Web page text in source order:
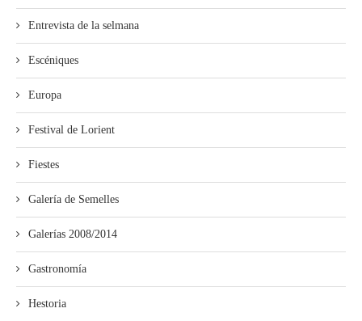
Entrevista de la selmana
Escéniques
Europa
Festival de Lorient
Fiestes
Galería de Semelles
Galerías 2008/2014
Gastronomía
Hestoria